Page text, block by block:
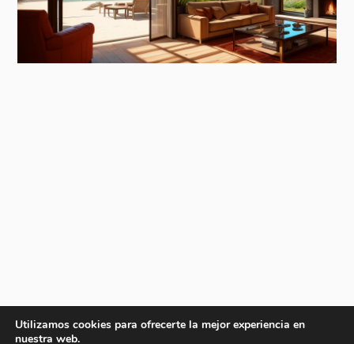
Utilizamos cookies para ofrecerte la mejor experiencia en
nuestra web.